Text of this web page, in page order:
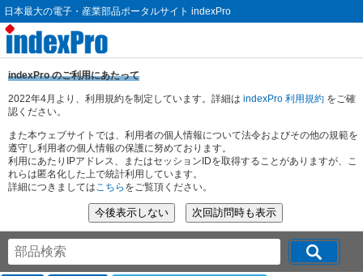
日本最大の電子・産業部品ポータルサイト indexPro
indexPro のご利用にあたって
2022年4月より、利用規約を制定しています。詳細は indexPro 利用規約 をご確
認ください。
また本ウェブサイトでは、利用者の個人情報について法令およびその他の規範を
遵守し利用者の個人情報の保護に努めております。
利用にあたりIPアドレス、またはセッションIDを取得することがありますが、こ
れらは匿名化した上で統計利用しています。
詳細につきましてはこちら をご覧頂ください。